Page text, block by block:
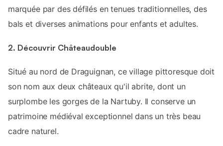
marquée par des défilés en tenues traditionnelles, des
bals et diverses animations pour enfants et adultes.
2. Découvrir Châteaudouble
Situé au nord de Draguignan, ce village pittoresque doit
son nom aux deux châteaux qu'il abrite, dont un
surplombe les gorges de la Nartuby. Il conserve un
patrimoine médiéval exceptionnel dans un très beau
cadre naturel.